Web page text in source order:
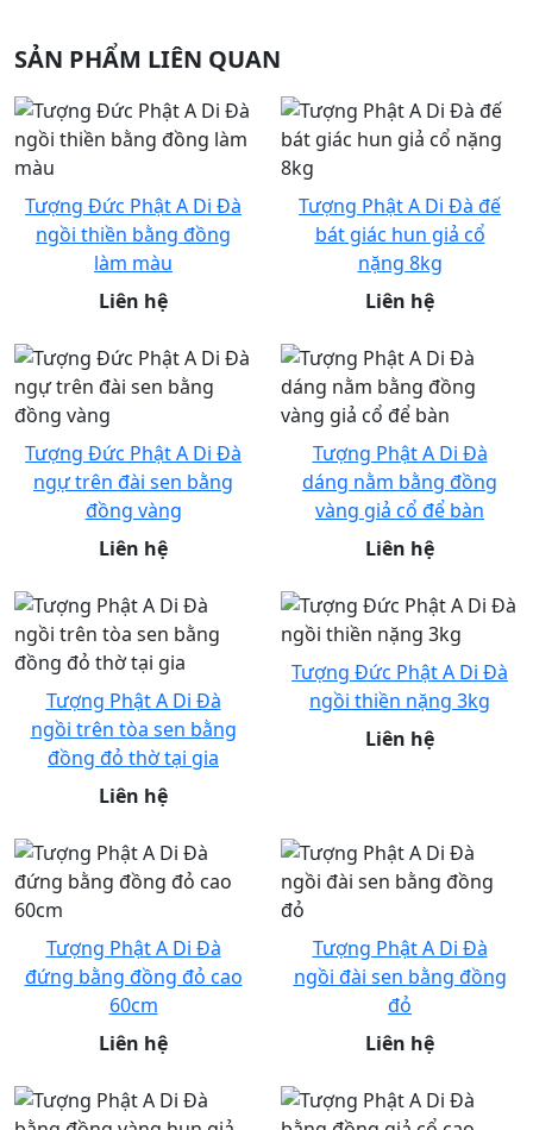
SẢN PHẨM LIÊN QUAN
Tượng Đức Phật A Di Đà
ngồi thiền bằng đồng
làm màu
Liên hệ
Tượng Phật A Di Đà đế
bát giác hun giả cổ
nặng 8kg
Liên hệ
Tượng Đức Phật A Di Đà
ngự trên đài sen bằng
đồng vàng
Liên hệ
Tượng Phật A Di Đà
dáng nằm bằng đồng
vàng giả cổ để bàn
Liên hệ
Tượng Phật A Di Đà
ngồi trên tòa sen bằng
đồng đỏ thờ tại gia
Liên hệ
Tượng Đức Phật A Di Đà
ngồi thiền nặng 3kg
Liên hệ
Tượng Phật A Di Đà
đứng bằng đồng đỏ cao
60cm
Liên hệ
Tượng Phật A Di Đà
ngồi đài sen bằng đồng
đỏ
Liên hệ